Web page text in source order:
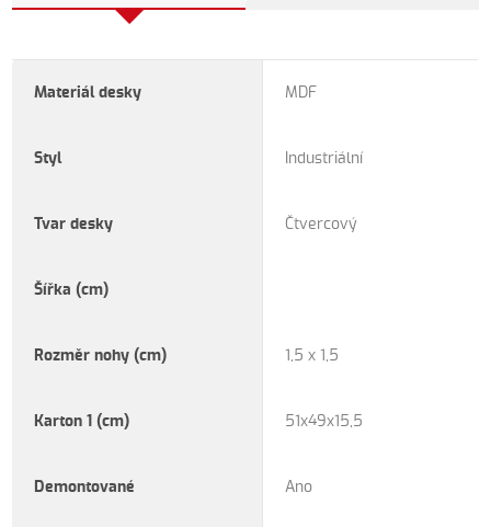
Materiál desky MDF
Styl Industriální
Tvar desky Čtvercový
Šířka (cm)
Rozměr nohy (cm) 1,5 x 1,5
Karton 1 (cm) 51x49x15,5
Demontované Ano